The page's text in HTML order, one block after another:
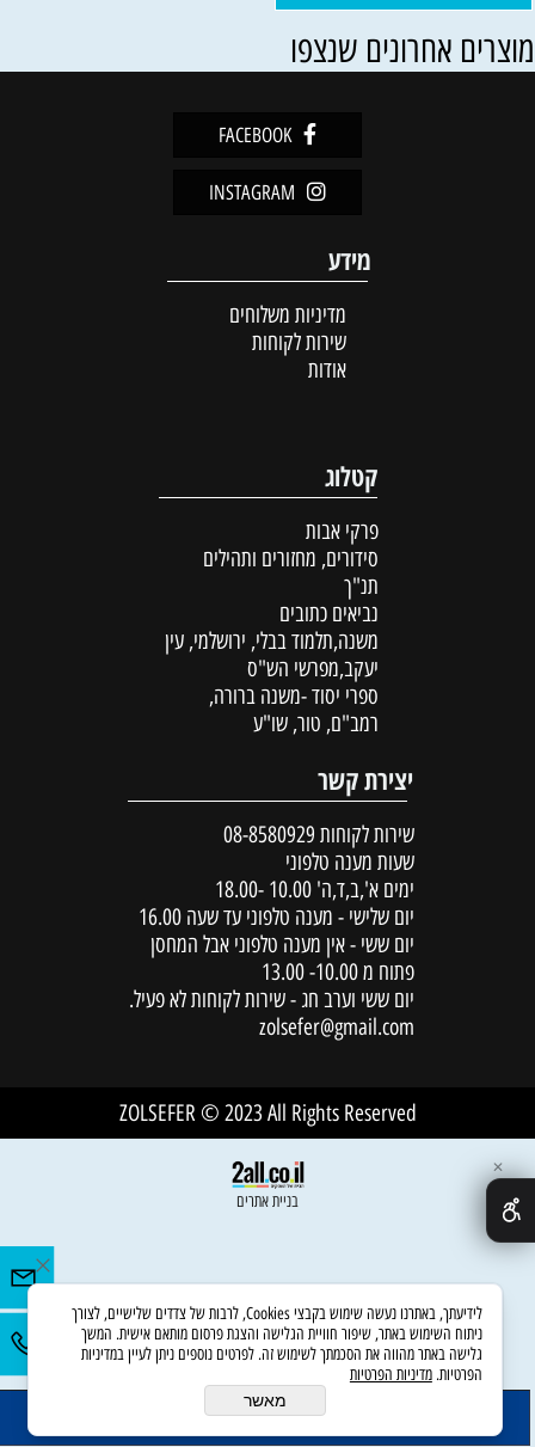
הוסף לסל
אחרונים שנצפו
FACEBOOK
INSTAGRAM
מידע
מדיניות משלוחים
שירות לקוחות
אודות
קטלוג
פרקי אבות
סידורים, מחזורים ותהילים
תנ"ך
נביאים כתובים
משנה,תלמוד בבלי, ירושלמי, עין
יעקב,מפרשי הש"ס
ספרי יסוד -משנה ברורה,
רמב"ם, טור, שו"ע
יצירת קשר
שירות לקוחות 08-8580929
שעות מענה טלפוני
ימים א',ב,ד,ה' 10.00 -18.00
יום שלישי - מענה טלפוני עד שעה 16.00
יום ששי - אין מענה טלפוני אבל המחסן
פתוח מ 10.00- 13.00
יום ששי וערב חג - שירות לקוחות לא פעיל.
zolsefer@gmail.com
ZOLSEFER © 2023 All Rights Reserved
בניית אתרים
✕
לידיעתך, באתרנו נעשה שימוש בקבצי Cookies, לרבות של צדדים שלישיים, לצורך
ניתוח השימוש באתר, שיפור חוויית הגלישה והצגת פרסום מותאם אישית. המשך
גלישה באתר מהווה את הסכמתך לשימוש זה. לפרטים נוספים ניתן לעיין במדיניות
הפרטיות. מדיניות הפרטיות
מאשר